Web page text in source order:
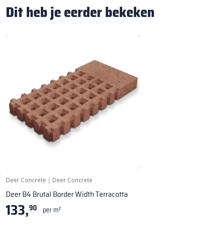
Dit heb je eerder bekeken
Deer Concrete | Deer Concrete
Deer B4 Brutal Border Width Terracotta
133,90 per m²